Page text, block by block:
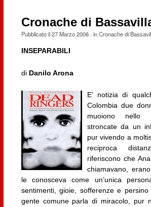
Cronache di
Pubblicato il27 Marzo 2006· inCronache di
INSEPARABILI
di Danilo Arona
E’ notizia di
Colombia due
muoiono nello
stroncate da un
pur vivendo a
reciproca
riferiscono che
chiamavano,
le conosceva come un’unica
sentimenti, gioie, sofferenze e
gente comune parla di miracolo, pur